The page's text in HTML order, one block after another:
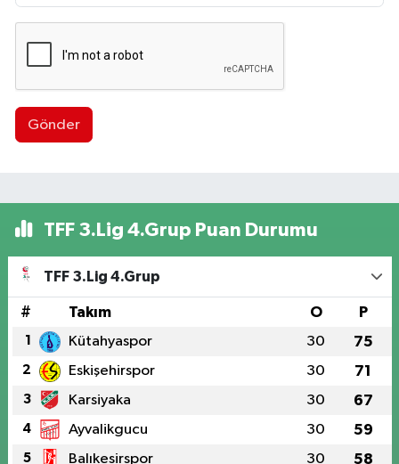
Gönder
TFF 3.Lig 4.Grup Puan Durumu
TFF 3.Lig 4.Grup
# Takım O P
1 Kütahyaspor 30 75
2 Eskişehirspor 30 71
3 Karsiyaka 30 67
4 Ayvalikgucu 30 59
5 Balıkesirspor 30 58